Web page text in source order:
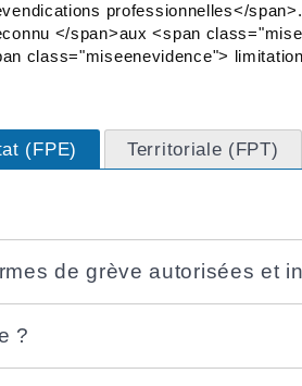
professionnelles</
</span>aux <span
class="miseenevidence">
(FPE) Territoriale (FPT)
de grève autorisées et
?